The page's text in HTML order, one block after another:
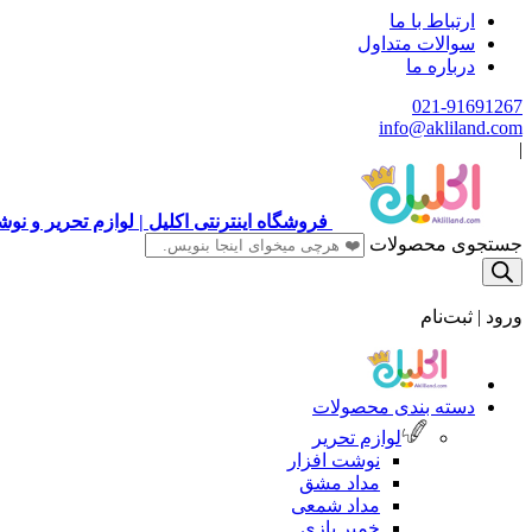
ارتباط با ما
سوالات متداول
درباره ما
021-91691267
info@akliland.com
|
فروشگاه اینترنتی اکلیل | لوازم تحریر و
جستجوی محصولات
ورود | ثبت‌نام
دسته بندی محصولات
لوازم تحریر
نوشت افزار
مداد مشق
مداد شمعی
خمیر بازی